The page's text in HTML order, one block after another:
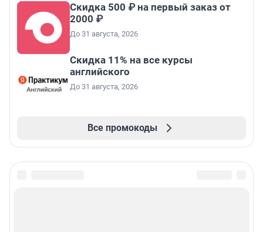
Скидка 500 ₽ на первый заказ от
2000 ₽
До 31 августа, 2026
Скидка 11% на все курсы
английского
До 31 августа, 2026
Все промокоды